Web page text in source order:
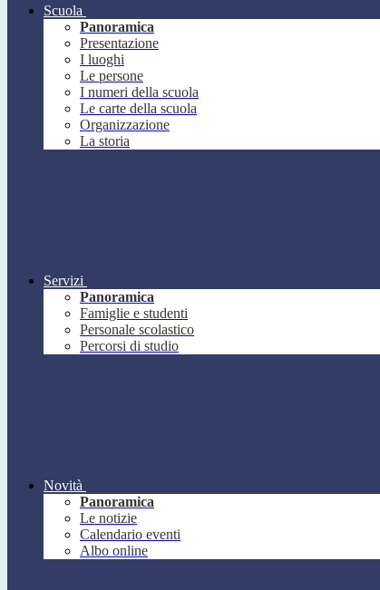
Scuola
Panoramica
Presentazione
I luoghi
Le persone
I numeri della scuola
Le carte della scuola
Organizzazione
La storia
Servizi
Panoramica
Famiglie e studenti
Personale scolastico
Percorsi di studio
Novità
Panoramica
Le notizie
Calendario eventi
Albo online